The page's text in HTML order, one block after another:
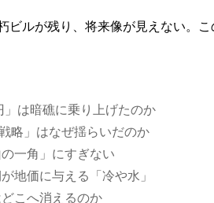
ルが残り、将来像が見えない。
」は暗礁に乗り上げたのか
戦略」はなぜ揺らいだのか
一角」にすぎない
地価に与える「冷や水」
こへ消えるのか